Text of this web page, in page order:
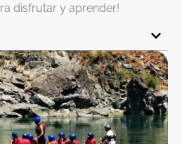
disfrutar y aprender!